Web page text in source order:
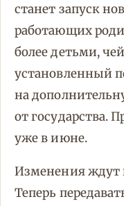
станет запуск
работающих
более детьми,
установленный
на
от государства.
уже в июне.
Изменения ждут
Теперь